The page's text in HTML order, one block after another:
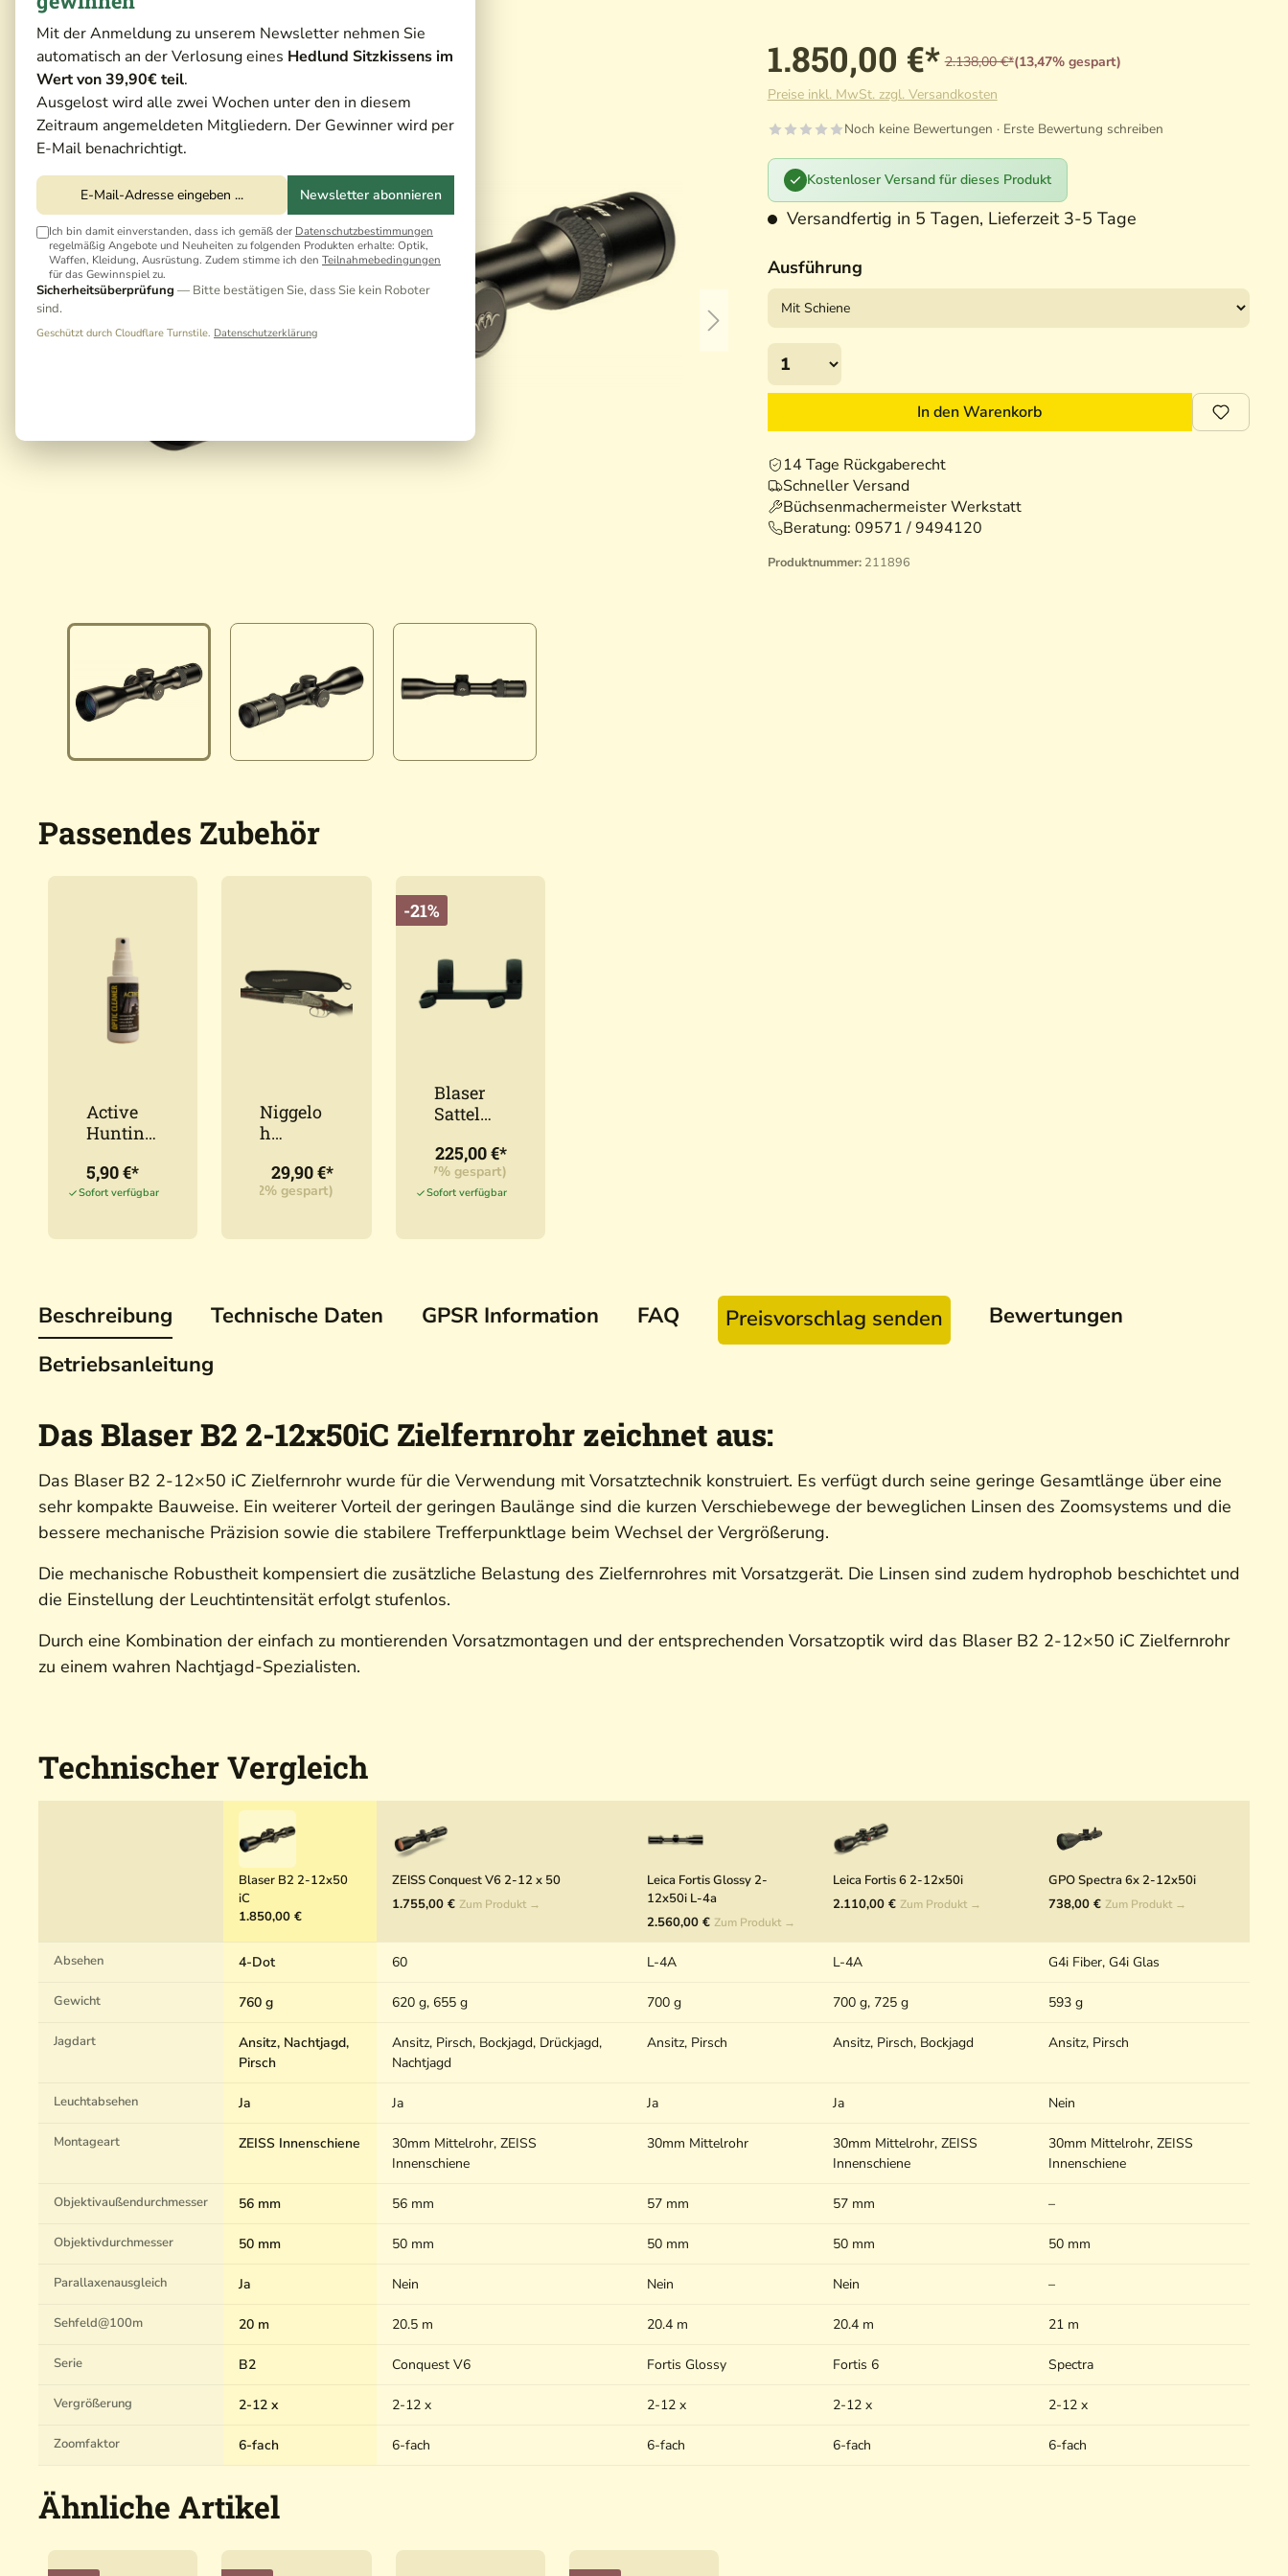
Mit der Anmeldung zu unserem Newsletter nehmen Sie
automatisch an der Verlosung eines Hedlund Sitzkissens im
Wert von 39,90€ teil.
Ausgelost wird alle zwei Wochen unter den in diesem
Zeitraum angemeldeten Mitgliedern. Der Gewinner wird per
E-Mail benachrichtigt.
Newsletter abonnieren
Ich bin damit einverstanden, dass ich gemäß der Datenschutzbestimmungen
regelmäßig Angebote und Neuheiten zu folgenden Produkten erhalte: Optik,
Waffen, Kleidung, Ausrüstung. Zudem stimme ich den Teilnahmebedingungen
für das Gewinnspiel zu.
Sicherheitsüberprüfung — Bitte bestätigen Sie, dass Sie kein Roboter
sind.
Geschützt durch Cloudflare Turnstile. Datenschutzerklärung
1.850,00 €* 2.138,00 €*(13,47% gespart)
Preise inkl. MwSt. zzgl. Versandkosten
Noch keine Bewertungen · Erste Bewertung schreiben
Kostenloser Versand für dieses Produkt
Versandfertig in 5 Tagen, Lieferzeit 3-5 Tage
Ausführung
In den Warenkorb
14 Tage Rückgaberecht
Schneller Versand
Büchsenmachermeister Werkstatt
Beratung: 09571 / 9494120
Produktnummer: 211896
Passendes Zubehör
Active
Hunting
niger
50ml
5,90 €*
Sofort verfügbar
Niggelo
h
ohr
Cover
29,90 €*
UVP: (9,12% gespart)
-21%
Blaser
Sattelmo
225,00 €*
UVP: (20,77% gespart)
Sofort verfügbar
Beschreibung Technische Daten GPSR Information FAQ Preisvorschlag senden
Bewertungen
Betriebsanleitung
Das Blaser B2 2-12x50iC Zielfernrohr zeichnet aus:
Das Blaser B2 2-12×50 iC Zielfernrohr wurde für die Verwendung mit Vorsatztechnik konstruiert. Es verfügt durch seine geringe Gesamtlänge über eine
sehr kompakte Bauweise. Ein weiterer Vorteil der geringen Baulänge sind die kurzen Verschiebewege der beweglichen Linsen des Zoomsystems und die
bessere mechanische Präzision sowie die stabilere Trefferpunktlage beim Wechsel der Vergrößerung.
Die mechanische Robustheit kompensiert die zusätzliche Belastung des Zielfernrohres mit Vorsatzgerät. Die Linsen sind zudem hydrophob beschichtet und
die Einstellung der Leuchtintensität erfolgt stufenlos.
Durch eine Kombination der einfach zu montierenden Vorsatzmontagen und der entsprechenden Vorsatzoptik wird das Blaser B2 2-12×50 iC Zielfernrohr
zu einem wahren Nachtjagd-Spezialisten.
Technischer Vergleich
Blaser B2 2-12x50
iC
1.850,00 €
ZEISS Conquest V6 2-12 x 50
1.755,00 € Zum Produkt →
Leica Fortis Glossy 2-
12x50i L-4a
2.560,00 € Zum Produkt →
Leica Fortis 6 2-12x50i
2.110,00 € Zum Produkt →
GPO Spectra 6x 2-12x50i
738,00 € Zum Produkt →
Absehen 4-Dot 60 L-4A L-4A G4i Fiber, G4i Glas
Gewicht 760 g 620 g, 655 g 700 g 700 g, 725 g 593 g
Jagdart
Ansitz, Nachtjagd,
Pirsch
Ansitz, Pirsch, Bockjagd, Drückjagd,
Nachtjagd
Ansitz, Pirsch Ansitz, Pirsch, Bockjagd Ansitz, Pirsch
Leuchtabsehen Ja Ja Ja Ja Nein
Montageart ZEISS Innenschiene
30mm Mittelrohr, ZEISS
Innenschiene
30mm Mittelrohr
30mm Mittelrohr, ZEISS
Innenschiene
30mm Mittelrohr, ZEISS
Innenschiene
Objektivaußendurchmesser 56 mm 56 mm 57 mm 57 mm –
Objektivdurchmesser 50 mm 50 mm 50 mm 50 mm 50 mm
Parallaxenausgleich Ja Nein Nein Nein –
Sehfeld@100m 20 m 20.5 m 20.4 m 20.4 m 21 m
Serie B2 Conquest V6 Fortis Glossy Fortis 6 Spectra
Vergrößerung 2-12 x 2-12 x 2-12 x 2-12 x 2-12 x
Zoomfaktor 6-fach 6-fach 6-fach 6-fach 6-fach
Ähnliche Artikel